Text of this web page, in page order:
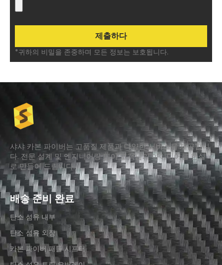
*귀하의 비밀을 존중하며 모든 정보는 보호됩니다.
샤샤 카본 파이버는 고품질 제품과 다양한 서비스를 제공합니
다. 전문 설계 및 엔지니어링 팀이 고객님의 아이디어를 현실
로 만들어 드립니다.
배송 준비 완료
탄소 섬유 내부
탄소 섬유 외장
카본 파이버 패들 시프터